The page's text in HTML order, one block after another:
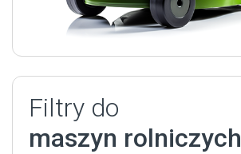
Filtry do
maszyn rolniczych